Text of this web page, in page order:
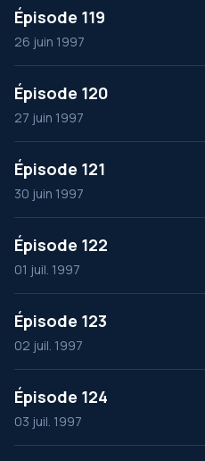
Épisode 119
26 juin 1997
Épisode 120
27 juin 1997
Épisode 121
30 juin 1997
Épisode 122
01 juil. 1997
Épisode 123
02 juil. 1997
Épisode 124
03 juil. 1997